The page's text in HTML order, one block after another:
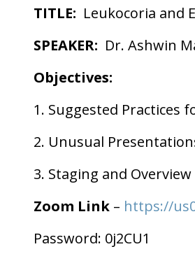
TITLE: Leukocoria and
SPEAKER: Dr. Ashwin
Objectives:
1. Suggested Practices
2. Unusual
3. Staging and
Zoom Link – https://
Password: 0j2CU1